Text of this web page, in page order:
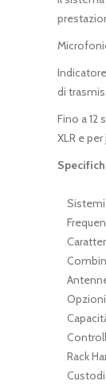
di
Fino a 12
XLR e
Sistemi
Opzioni
Rack